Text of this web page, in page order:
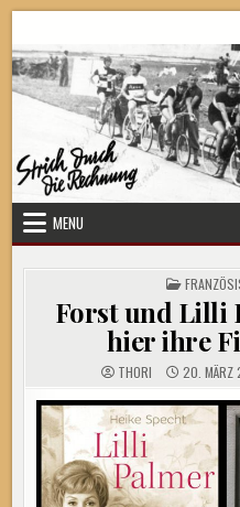
content
Strich durch die
MENU
POSTED
IN
Forst und Lilli
hier ihre
THORI 20. MÄRZ